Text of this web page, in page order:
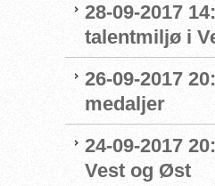
28-09-2017
talentmiljø i
26-09-2017
medaljer
24-09-2017
Vest og Øst